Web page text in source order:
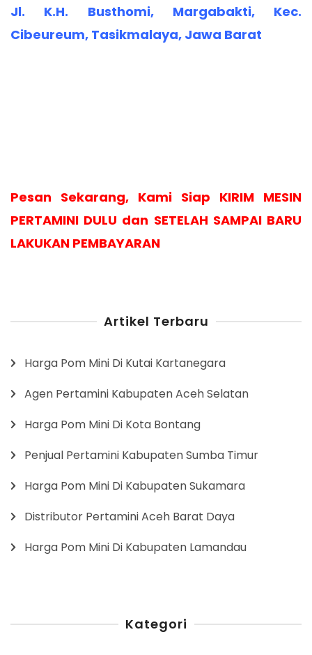
Jl. K.H. Busthomi, Margabakti, Kec.
Cibeureum, Tasikmalaya, Jawa Barat
Pesan Sekarang, Kami Siap KIRIM MESIN
PERTAMINI DULU dan SETELAH SAMPAI BARU
LAKUKAN PEMBAYARAN
Artikel Terbaru
Harga Pom Mini Di Kutai Kartanegara
Agen Pertamini Kabupaten Aceh Selatan
Harga Pom Mini Di Kota Bontang
Penjual Pertamini Kabupaten Sumba Timur
Harga Pom Mini Di Kabupaten Sukamara
Distributor Pertamini Aceh Barat Daya
Harga Pom Mini Di Kabupaten Lamandau
Kategori